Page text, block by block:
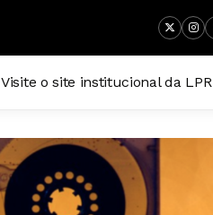
Visite o site institucional da LPR